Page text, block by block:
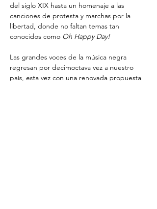
del siglo XIX hasta un homenaje a las
canciones de protesta y marchas por la
libertad, donde no faltan temas tan
conocidos como Oh Happy Day!
Las grandes voces de la música negra
regresan por decimoctava vez a nuestro
país, esta vez con una renovada propuesta